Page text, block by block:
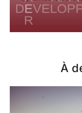
À